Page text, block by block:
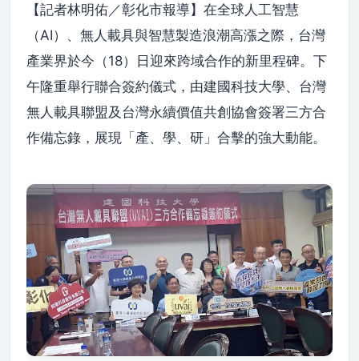
【記者林明佑／彰化市報導】在全球人工智慧
（AI）、無人載具與智慧製造浪潮高漲之際，台灣
產業界於今（18）日迎來跨域合作的新里程碑。下
午隆重舉行聯合簽約儀式，由建國科技大學、台灣
無人載具聯盟及台灣永續價值共創協會簽署三方合
作備忘錄，展現「產、學、研」合擊的強大動能。